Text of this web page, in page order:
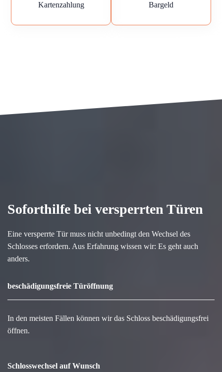
Kartenzahlung Bargeld
Soforthilfe bei versperrten Türen
Eine versperrte Tür muss nicht unbedingt den Wechsel des
Schlosses erfordern. Aus Erfahrung wissen wir: Es geht auch
anders.
beschädigungsfreie Türöffnung
In den meisten Fällen können wir das Schloss beschädigungsfrei
öffnen.
Schlosswechsel auf Wunsch